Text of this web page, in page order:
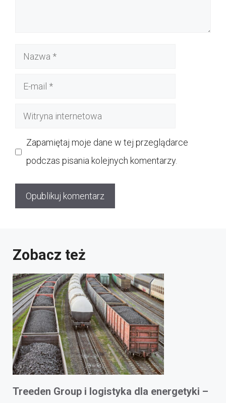
Nazwa
Witryna
Zapamiętaj moje dane w tej przeglądarce
podczas pisania kolejnych komentarzy.
Zobacz też
Treeden Group i logistyka dla energetyki –